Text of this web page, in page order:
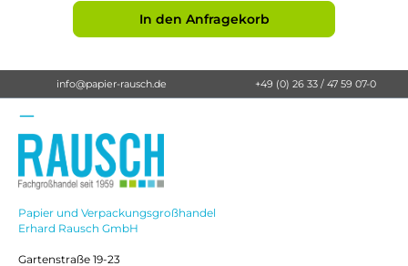
In den Anfragekorb
info@papier-rausch.de +49 (0) 26 33 / 47 59 07-0
Papier und Verpackungsgroßhandel
Erhard Rausch GmbH
Gartenstraße 19-23